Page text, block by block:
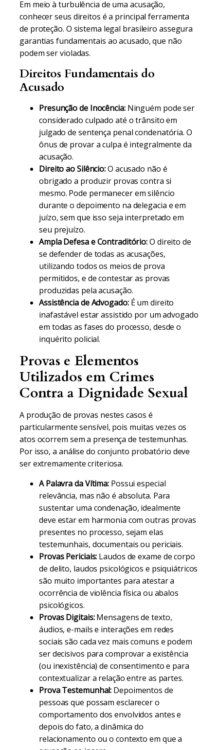
Em meio à turbulência de uma acusação,
conhecer seus direitos é a principal ferramenta
de proteção. O sistema legal brasileiro assegura
garantias fundamentais ao acusado, que não
podem ser violadas.
Direitos Fundamentais do
Acusado
Presunção de Inocência:Ninguém pode ser
considerado culpado até o trânsito em
julgado de sentença penal condenatória. O
ônus de provar a culpa é integralmente da
acusação.
Direito ao Silêncio:O acusado não é
obrigado a produzir provas contra si
mesmo. Pode permanecer em silêncio
durante o depoimento na delegacia e em
juízo, sem que isso seja interpretado em
seu prejuízo.
Ampla Defesa e Contraditório:O direito de
se defender de todas as acusações,
utilizando todos os meios de prova
permitidos, e de contestar as provas
produzidas pela acusação.
Assistência de Advogado:É um direito
inafastável estar assistido por um advogado
em todas as fases do processo, desde o
inquérito policial.
Provas e Elementos
Utilizados em Crimes
Contra a Dignidade Sexual
A produção de provas nestes casos é
particularmente sensível, pois muitas vezes os
atos ocorrem sem a presença de testemunhas.
Por isso, a análise do conjunto probatório deve
ser extremamente criteriosa.
A Palavra da Vítima: Possui especial
relevância, mas não é absoluta. Para
sustentar uma condenação, idealmente
deve estar em harmonia com outras provas
presentes no processo, sejam elas
testemunhais, documentais ou periciais.
Provas Periciais: Laudos de exame de corpo
de delito, laudos psicológicos e psiquiátricos
são muito importantes para atestar a
ocorrência de violência física ou abalos
psicológicos.
Provas Digitais:Mensagens de texto,
áudios, e-mails e interações em redes
sociais são cada vez mais comuns e podem
ser decisivos para comprovar a existência
(ou inexistência) de consentimento e para
contextualizar a relação entre as partes.
Prova Testemunhal: Depoimentos de
pessoas que possam esclarecer o
comportamento dos envolvidos antes e
depois do fato, a dinâmica do
relacionamento ou o contexto em que a